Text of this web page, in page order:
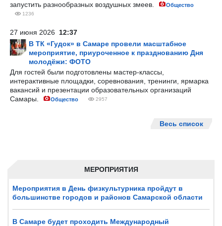
МЕРОПРИЯТИЯ
Мероприятия в День физкультурника пройдут в
большинстве городов и районов Самарской области
В Самаре будет проходить Международный
запустить разнообразных воздушных змеев.
Общество
1236
27 июня 2026 12:37
В ТК «Гудок» в Самаре провели масштабное
мероприятие, приуроченное к празднованию Дня
молодёжи: ФОТО
Для гостей были подготовлены мастер-классы,
интерактивные площадки, соревнования, тренинги, ярмарка
вакансий и презентации образовательных организаций
Самары.
Общество 2957
Весь список